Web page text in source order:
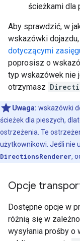
ścieżkami dla
Aby sprawdzić, w
wskazówki
dotyczącymi
poprosisz o
typ wskazówek nie
otrzymasz
Uwaga: wskazówki
ścieżek dla pieszych,
ostrzeżenia. Te
użytkownikowi. Jeśli nie
DirectionsRenderer,
Opcje
Dostępne opcje w
różnią się w
wysyłania prośby